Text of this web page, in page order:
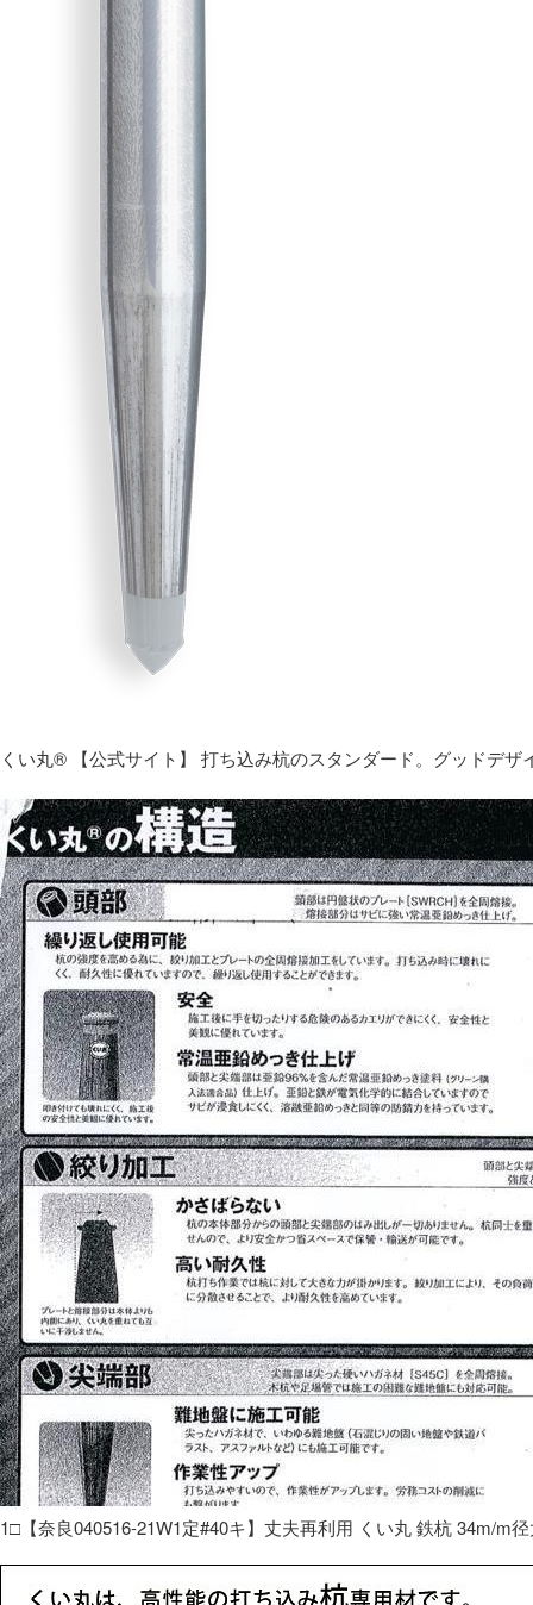
くい丸® 【公式サイト】 打ち込み杭のスタンダード。グッドデザ
1□【奈良040516-21W1定#40キ】丈夫再利用 くい丸 鉄杭 34m/m